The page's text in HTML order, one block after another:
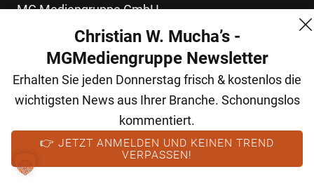
MG Mediengruppe GmbH
Burgring 1/7
1010 Wien
+43 (1) 522 14 14
office@mgmedien.at
Kontakt
AGB
Christian W. Mucha’s -
MGMediengruppe Newsletter
Erhalten Sie jeden Donnerstag frisch & kostenlos die
wichtigsten News aus Ihrer Branche. Schonungslos
kommentiert.
👉 JETZT ANMELDEN UND KEINEN TREND
VERPASSEN!